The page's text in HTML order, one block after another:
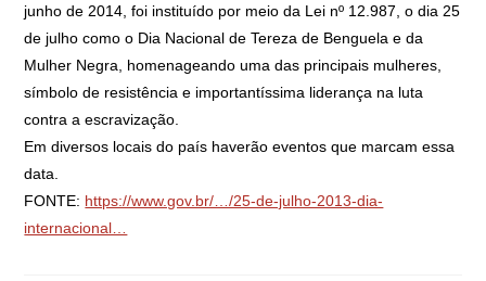
junho de 2014, foi instituído por meio da Lei nº 12.987, o dia 25
de julho como o Dia Nacional de Tereza de Benguela e da
Mulher Negra, homenageando uma das principais mulheres,
símbolo de resistência e importantíssima liderança na luta
contra a escravização.
Em diversos locais do país haverão eventos que marcam essa
data.
FONTE: https://www.gov.br/…/25-de-julho-2013-dia-
internacional…